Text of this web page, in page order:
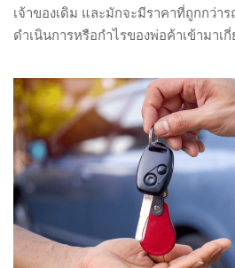
เจ้าของเดิม และมักจะมีราคาที่ถูกกว่า
ดำเนินการหรือกำไรของพ่อค้าเข้ามาเ